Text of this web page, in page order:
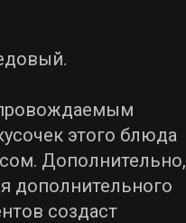
этого блюда
Дополнительно,
дополнительного
создаст